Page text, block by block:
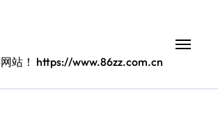
站！ https://www.86zz.com.cn